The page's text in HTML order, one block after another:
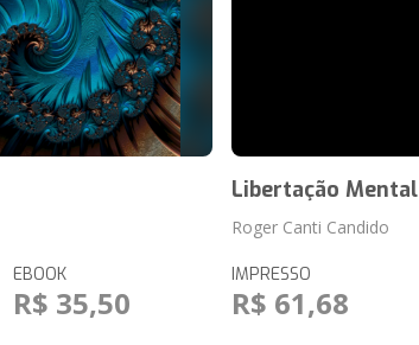
EBOOK
R$ 35,50
Libertação Mental
Roger Canti Candido
IMPRESSO
R$ 61,68